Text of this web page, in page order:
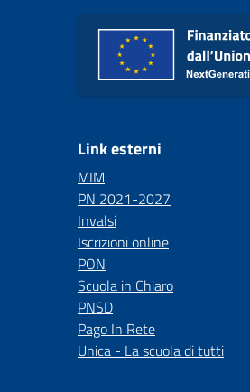
Link esterni
MIM
PN 2021-2027
Invalsi
Iscrizioni online
PON
Scuola in Chiaro
PNSD
Pago In Rete
Unica - La scuola di tutti